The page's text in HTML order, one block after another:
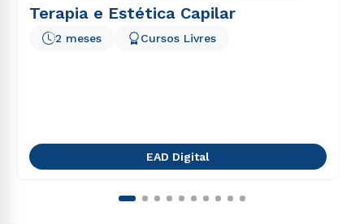
Terapia e Estética Capilar
2 meses Cursos Livres
EAD Digital